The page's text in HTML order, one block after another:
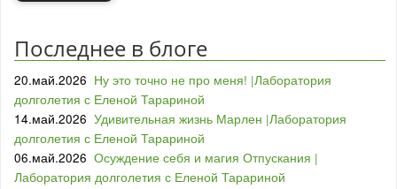
Последнее в блоге
20.май.2026 Ну это точно не про меня! |Лаборатория
долголетия с Еленой Тарариной
14.май.2026 Удивительная жизнь Марлен |Лаборатория
долголетия с Еленой Тарариной
06.май.2026 Осуждение себя и магия Отпускания |
Лаборатория долголетия с Еленой Тарариной